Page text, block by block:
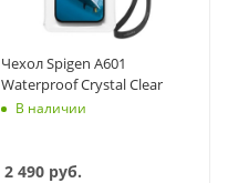
Чехол Spigen A601
Waterproof Crystal Clear
В наличии
2 490руб.